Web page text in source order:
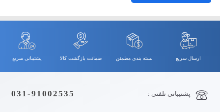
ارسال سریع بسته بندی مطمئن ضمانت بازگشت کالا پشتیبانی سریع
پشتیبانی تلفنی : 031-91002535